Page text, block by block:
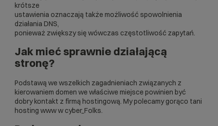
krótsze
ustawienia oznaczają także możliwość spowolnienia
działania DNS,
ponieważ zwiększy się wówczas częstotliwość zapytań.
Jak mieć sprawnie działającą
stronę?
Podstawą we wszelkich zagadnieniach związanych z
kierowaniem domen we właściwe miejsce powinien być
dobry kontakt z firmą hostingową. My polecamy gorąco tani
hosting wwww cyber_Folks.